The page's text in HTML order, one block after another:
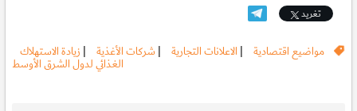
تغريد
مواضيع اقتصادية | الاعلانات التجارية |شركات الأغذية | زيادة الاستهلاك
الغذائي لدول الشرق الأوسط